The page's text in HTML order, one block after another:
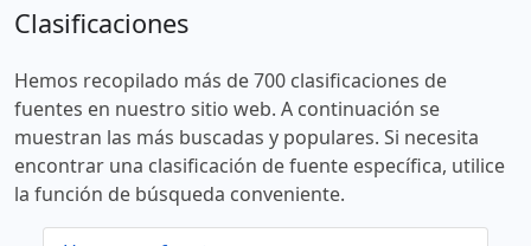
Clasificaciones
Hemos recopilado más de 700 clasificaciones de
fuentes en nuestro sitio web. A continuación se
muestran las más buscadas y populares. Si necesita
encontrar una clasificación de fuente específica, utilice
la función de búsqueda conveniente.